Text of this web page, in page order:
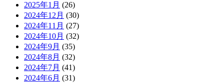
2025年1月 (26)
2024年12月 (30)
2024年11月 (27)
2024年10月 (32)
2024年9月 (35)
2024年8月 (32)
2024年7月 (41)
2024年6月 (31)